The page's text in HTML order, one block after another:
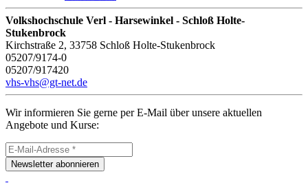
Volkshochschule Verl - Harsewinkel - Schloß Holte-
Stukenbrock
Kirchstraße 2, 33758 Schloß Holte-Stukenbrock
05207/9174-0
05207/917420
vhs-vhs@gt-net.de
Wir informieren Sie gerne per E-Mail über unsere aktuellen
Angebote und Kurse:
Newsletter abonnieren